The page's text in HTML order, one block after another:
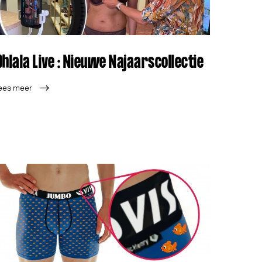
Live : Nieuwe Najaarscollectie
meer